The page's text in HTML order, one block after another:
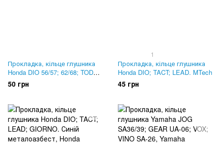
Прокладка, кільце глушника
Honda DIO 56/57; 62/68; TODAY
61/67
50 грн
1
Прокладка, кільце глушника
Honda DIO; TACT; LEAD. MTech
45 грн